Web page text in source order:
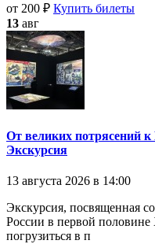
от 200 ₽ Купить билеты
13 авг
От великих потрясений к
Экскурсия
13 августа 2026 в 14:00
Экскурсия, посвященная
России в первой
погрузиться в п